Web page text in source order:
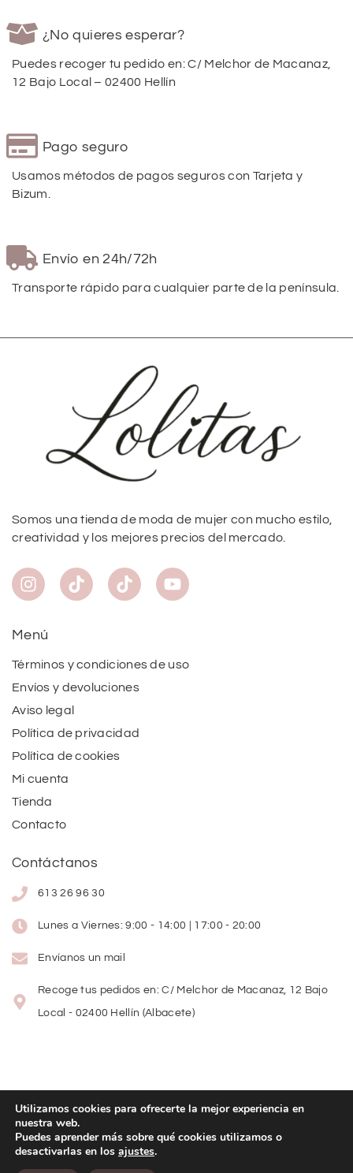
¿No quieres esperar?
Puedes recoger tu pedido en: C/ Melchor de Macanaz,
12 Bajo Local – 02400 Hellín
Pago seguro
Usamos métodos de pagos seguros con Tarjeta y
Bizum.
Envío en 24h/72h
Transporte rápido para cualquier parte de la península.
Somos una tienda de moda de mujer con mucho estilo,
creatividad y los mejores precios del mercado.
Menú
Términos y condiciones de uso
Envíos y devoluciones
Aviso legal
Política de privacidad
Política de cookies
Mi cuenta
Tienda
Contacto
Contáctanos
613 26 96 30
Lunes a Viernes: 9:00 - 14:00 | 17:00 - 20:00
Envíanos un mail
Recoge tus pedidos en: C/ Melchor de Macanaz, 12 Bajo
Local - 02400 Hellín (Albacete)
Copyright© 2026Lolitas Moda
Diseño web:
Utilizamos cookies para ofrecerte la mejor experiencia en
nuestra web.
Puedes aprender más sobre qué cookies utilizamos o
desactivarlas en los ajustes.